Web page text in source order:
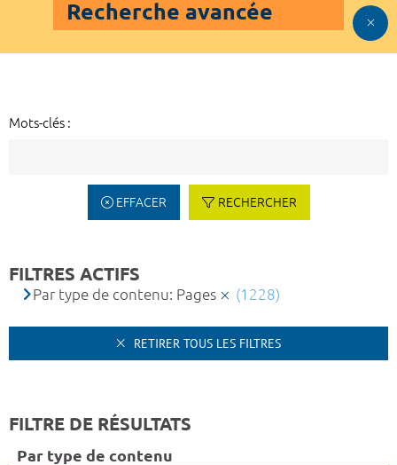
Recherche avancée
Mots-clés :
EFFACER RECHERCHER
FILTRES ACTIFS
Par type de contenu: Pages (1228)
RETIRER TOUS LES FILTRES
FILTRE DE RÉSULTATS
Par type de contenu